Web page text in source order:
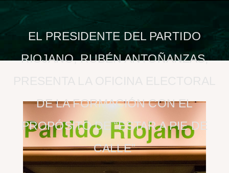
EL PRESIDENTE DEL PARTIDO
RIOJANO, RUBÉN ANTOÑANZAS,
DE LA FORMACIÓN CON EL
PROPÓSITO DE “ESTAR A PIE DE
CALLE”